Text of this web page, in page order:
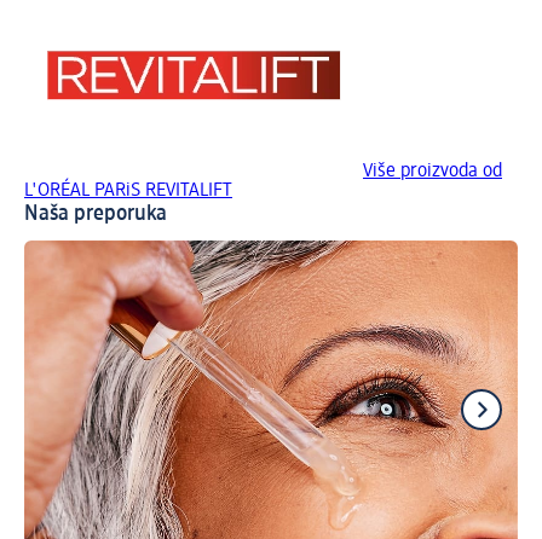
Više proizvoda od
L'ORÉAL PARiS REVITALIFT
Naša preporuka